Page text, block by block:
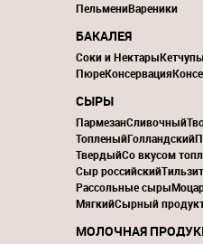
ПельмениВареники
БАКАЛЕЯ
Соки и Нектары
ПюреКонсервация
СЫРЫ
ПармезанСливочный
ТопленыйГолландский
ТвердыйСо вкусом
Сыр российский
Рассольные сыры
МягкийСырный
МОЛОЧНАЯ